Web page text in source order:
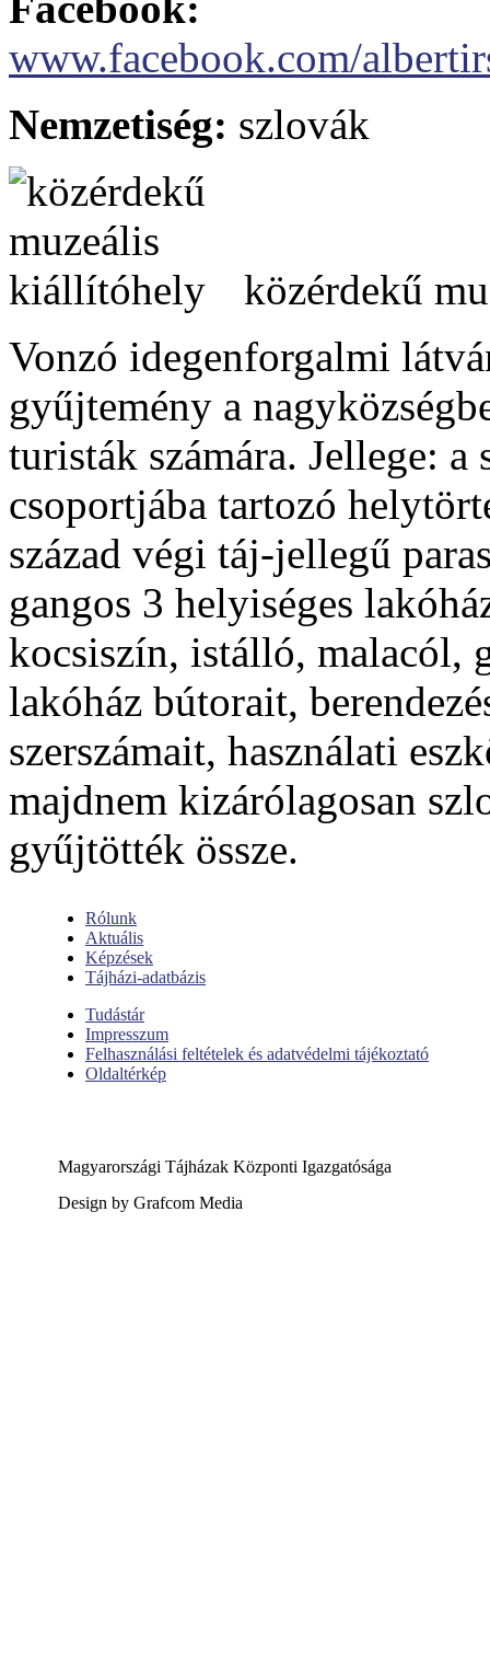
www.facebook.com/
Nemzetiség: szlovák
közérdekű
Vonzó idegenforgalmi
gyűjtemény a
turisták számára. Jellege:
csoportjába tartozó
század végi táj-jellegű
gangos 3 helyiséges
kocsiszín, istálló, malacól,
lakóház bútorait,
szerszámait, használati
majdnem kizárólagosan
gyűjtötték össze.
Rólunk
Aktuális
Képzések
Tájházi-adatbázis
Tudástár
Impresszum
Felhasználási feltételek és adatvédelmi tájékoztató
Oldaltérkép
Magyarországi Tájházak Központi Igazgatósága
Design by Grafcom Media